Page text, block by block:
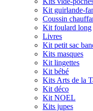
Kit guirlande-
Coussin
Kit foulard long
Livres
Kit petit sac
Kits masques
Kit lingettes
Kit bébé
Kits Arts de la
Kit déco
Kit NOEL
Kits jupes